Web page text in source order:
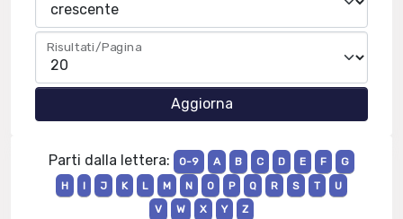
Risultati/Pagina
Parti dalla lettera: 0-9 A B C D E F
G
H
I J K L M N O P Q R S T
U
V
W X Y Z